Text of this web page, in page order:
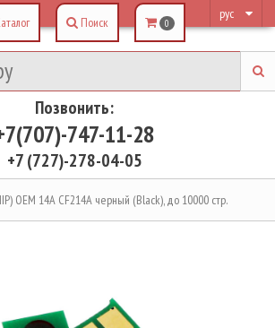
рус
Позвонить:
747-11-28
+7 (727)-278-04-05
Поиск 0
OEM 14A CF214A черный (Black), до 10000 стр.